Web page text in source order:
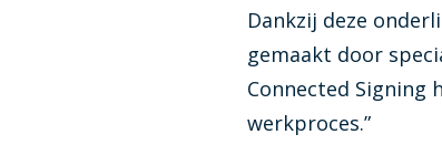
Dankzij deze
gemaakt door
Connected Signing
werkproces.”